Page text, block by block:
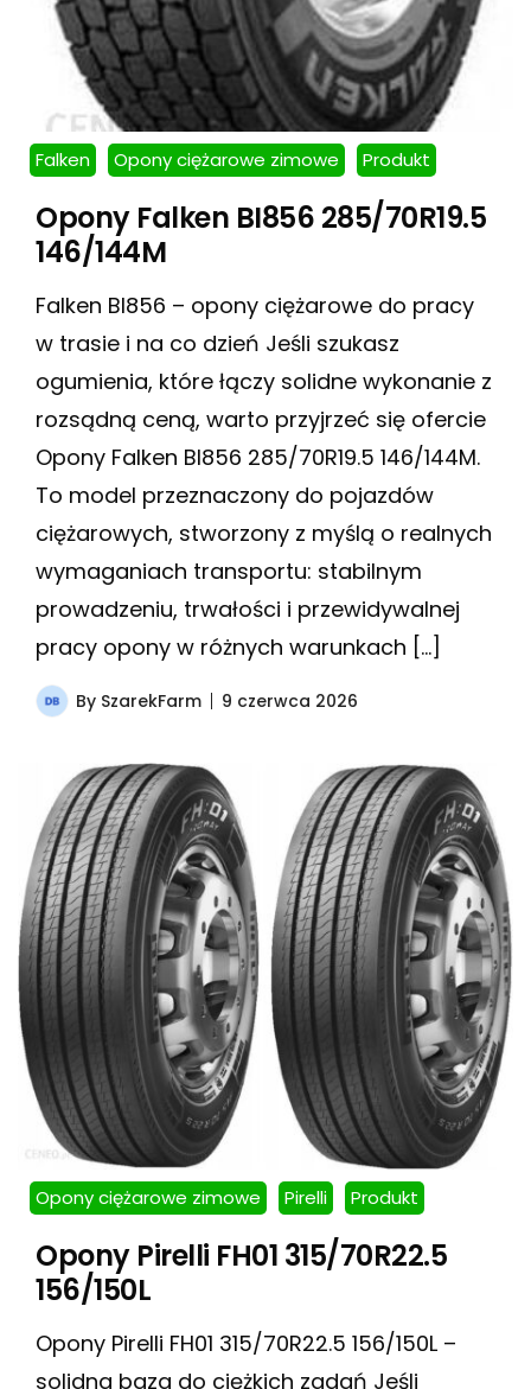
Falken Opony ciężarowe zimowe Produkt
Opony Falken BI856 285/70R19.5
146/144M
Falken BI856 – opony ciężarowe do pracy
w trasie i na co dzień Jeśli szukasz
ogumienia, które łączy solidne wykonanie z
rozsądną ceną, warto przyjrzeć się ofercie
Opony Falken BI856 285/70R19.5 146/144M.
To model przeznaczony do pojazdów
ciężarowych, stworzony z myślą o realnych
wymaganiach transportu: stabilnym
prowadzeniu, trwałości i przewidywalnej
pracy opony w różnych warunkach […]
By SzarekFarm 9 czerwca 2026
Opony ciężarowe zimowe Pirelli Produkt
Opony Pirelli FH01 315/70R22.5
156/150L
Opony Pirelli FH01 315/70R22.5 156/150L –
solidna baza do ciężkich zadań Jeśli